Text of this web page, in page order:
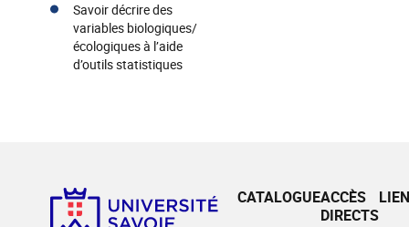
Savoir décrire des
variables biologiques/
écologiques à l’aide
d’outils statistiques
CATALOGUEACCÈS
DIRECTS